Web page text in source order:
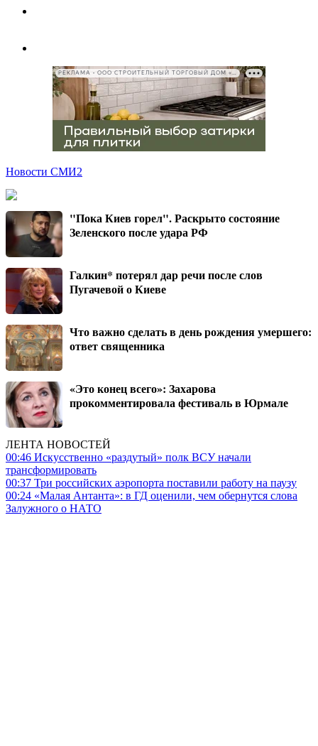
РЕКЛАМА • ООО СТРОИТЕЛЬНЫЙ ТОРГОВЫЙ ДОМ «ПЕТРОВИЧ», ИНН 7802348846
Новости СМИ2
"Пока Киев горел". Раскрыто состояние
Зеленского после удара РФ
Галкин* потерял дар речи после слов
Пугачевой о Киеве
Что важно сделать в день рождения умершего:
ответ священника
«Это конец всего»: Захарова
прокомментировала фестиваль в Юрмале
ЛЕНТА НОВОСТЕЙ
00:46 Искусственно «раздутый» полк ВСУ начали
трансформировать
00:37 Три российских аэропорта поставили работу на паузу
00:24 «Малая Антанта»: в ГД оценили, чем обернутся слова
Залужного о НАТО